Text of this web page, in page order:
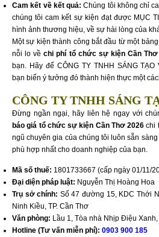
Cam kết về kết quả: Chúng tôi không chỉ
chúng tôi cam kết sự kiện đạt được MỤC
hình ảnh thương hiệu, về sự hài lòng của
Một sự kiện thành công bắt đầu từ một
nỗi lo vềchi phí tổ chức sự kiện Cần Thơ
bạn. Hãy để CÔNG TY TNHH SÁNG TẠO
bạn biến ý tưởng đó thành hiện thực một
CÔNG TY TNHH SÁNG
Đừng ngần ngại, hãy liên hệ ngay với
báo giá tổ chức sự kiện Cần Thơ 2026 chi
ngũ chuyên gia của chúng tôi luôn sẵn
phù hợp nhất cho doanh nghiệp của bạn.
Mã số thuế: 1801733667 (cấp ngày 01/11/
Đại diện pháp luật: Nguyễn Thị Hoàng Hoa
Trụ sở chính: Số 47 đường 15, KDC Thới
Ninh Kiều, TP. Cần Thơ
Văn phòng: Lầu 1, Tòa nhà Nhịp Điệu
Hotline (Tư vấn miễn phí): 0903 900 185